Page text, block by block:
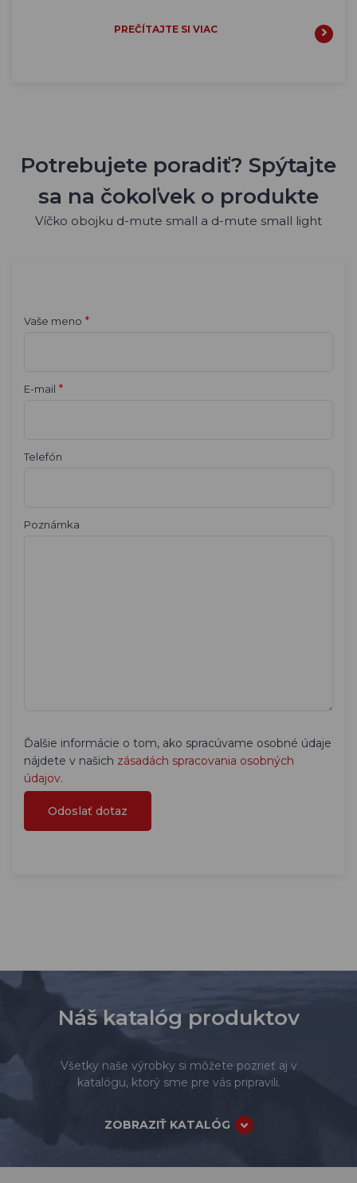
PREČÍTAJTE SI VIAC
Potrebujete poradiť? Spýtajte
sa na čokoľvek o produkte
Víčko obojku d-mute small a d-mute small light
Vaše meno *
E-mail *
Telefón
Poznámka
Ďalšie informácie o tom, ako spracúvame osobné údaje
nájdete v našich zásadách spracovania osobných
údajov.
Náš katalóg produktov
Všetky naše výrobky si môžete pozrieť aj v
katalógu, ktorý sme pre vás pripravili.
ZOBRAZIŤ KATALÓG